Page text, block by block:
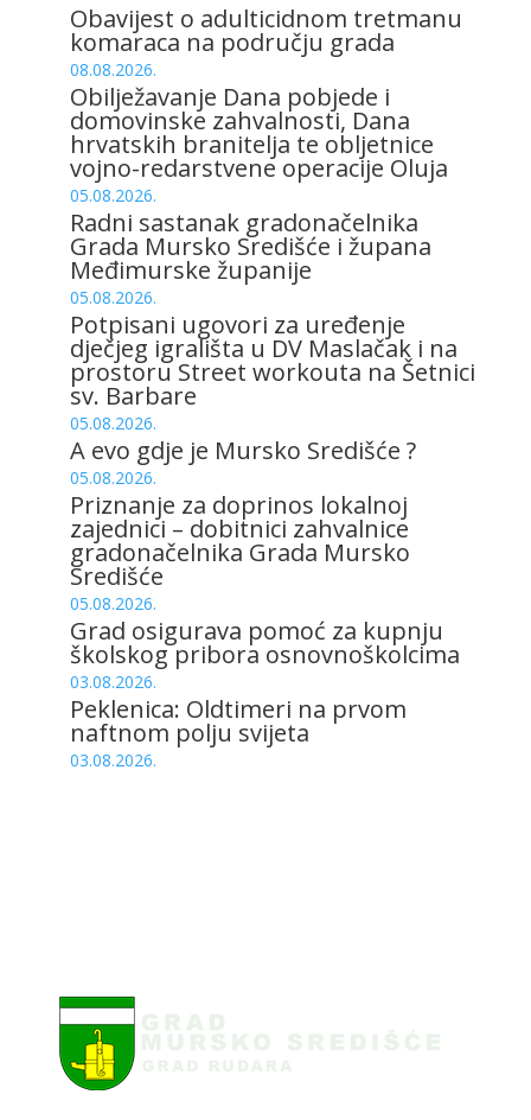
Obavijest o adulticidnom tretmanu
komaraca na području grada
08.08.2026.
Obilježavanje Dana pobjede i
domovinske zahvalnosti, Dana
hrvatskih branitelja te obljetnice
vojno-redarstvene operacije Oluja
05.08.2026.
Radni sastanak gradonačelnika
Grada Mursko Središće i župana
Međimurske županije
05.08.2026.
Potpisani ugovori za uređenje
dječjeg igrališta u DV Maslačak i na
prostoru Street workouta na Šetnici
sv. Barbare
05.08.2026.
A evo gdje je Mursko Središće ?
05.08.2026.
Priznanje za doprinos lokalnoj
zajednici – dobitnici zahvalnice
gradonačelnika Grada Mursko
Središće
05.08.2026.
Grad osigurava pomoć za kupnju
školskog pribora osnovnoškolcima
03.08.2026.
Peklenica: Oldtimeri na prvom
naftnom polju svijeta
03.08.2026.